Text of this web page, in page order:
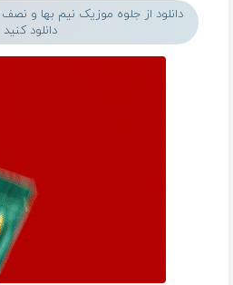
دانلود از جلوه موزیک نیم بها و
دانلود کنید